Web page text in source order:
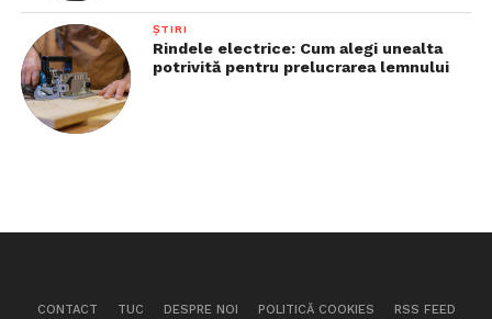
ȘTIRI
Rindele electrice: Cum alegi unealta
potrivită pentru prelucrarea lemnului
CONTACT TUC DESPRE NOI POLITICĂ COOKIES RSS FEED